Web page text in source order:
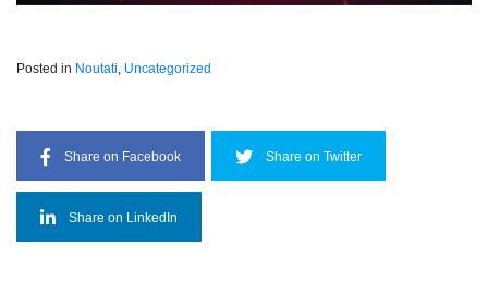
Posted in Noutati, Uncategorized
Share on Facebook Share on Twitter
Share on LinkedIn